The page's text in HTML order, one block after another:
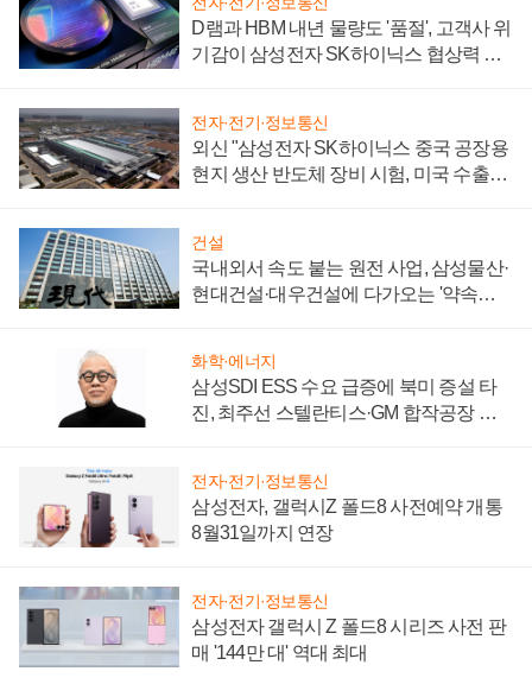
D램과 HBM 내년 물량도 '품절', 고객사 위
기감이 삼성전자 SK하이닉스 협상력 더
전자·전기·정보통신
외신 "삼성전자 SK하이닉스 중국 공장용
현지 생산 반도체 장비 시험, 미국 수출통
건설
국내외서 속도 붙는 원전 사업, 삼성물산·
현대건설·대우건설에 다가오는 '약속의
화학·에너지
삼성SDI ESS 수요 급증에 북미 증설 타
진, 최주선 스텔란티스·GM 합작공장 건
전자·전기·정보통신
삼성전자, 갤럭시Z 폴드8 사전예약 개통
8월31일까지 연장
전자·전기·정보통신
삼성전자 갤럭시 Z 폴드8 시리즈 사전 판
매 '144만 대' 역대 최대